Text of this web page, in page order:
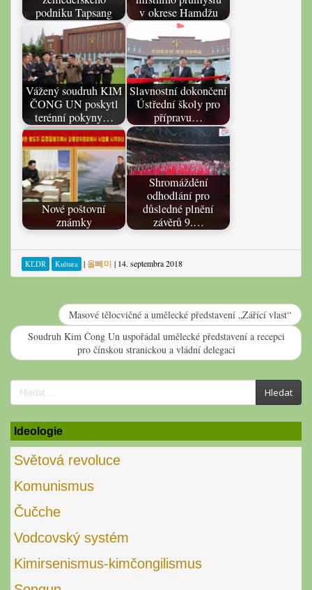
podniku Tapsang
v okrese Hamdžu
Vážený soudruh KIM
ČONG UN poskytl
terénní pokyny…
Slavnostní dokončení
Ústřední školy pro
přípravu…
Nové poštovní
známky
Shromáždění
odhodlání pro
důsledné plnění
závěrů 9.…
KĽDR Kultura | 올빼미 | 14. septembra 2018
Masové tělocvičné a umělecké představení „Zářící vlast“
Soudruh Kim Čong Un uspořádal umělecké představení a recepci
pro čínskou stranickou a vládní delegaci
Search
for:
Hledat
Ideologie
Světová revoluce
Komunismus
Čučche
Vodcovský systém
Kimirsenismus-kimčongilismus